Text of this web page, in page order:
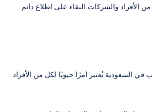
الأفراد والشركات البقاء على اطلاع دائم
في السعودية يُعتبر أمرًا حيويًا لكل من الأفراد